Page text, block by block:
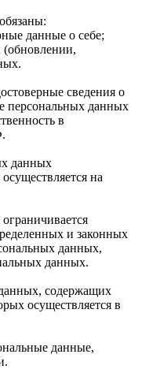
данные о себе;
сведения о
персональных данных
в
данных
на
и законных
данных,
данных.
содержащих
осуществляется в
данные,